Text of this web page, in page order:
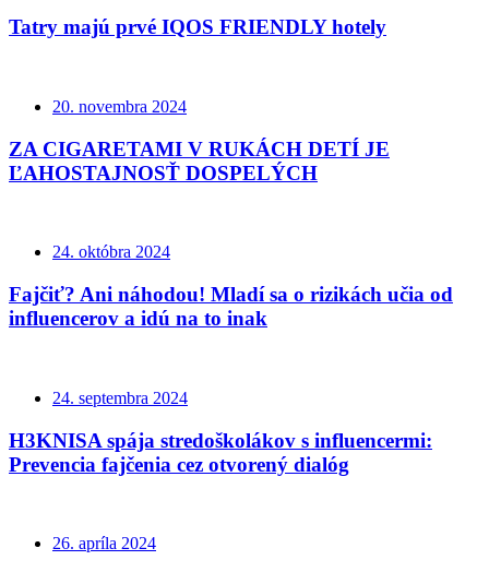
Tatry majú prvé IQOS FRIENDLY hotely
20. novembra 2024
ZA CIGARETAMI V RUKÁCH DETÍ JE
ĽAHOSTAJNOSŤ DOSPELÝCH
24. októbra 2024
Fajčiť? Ani náhodou! Mladí sa o rizikách učia od
influencerov a idú na to inak
24. septembra 2024
H3KNISA spája stredoškolákov s influencermi:
Prevencia fajčenia cez otvorený dialóg
26. apríla 2024